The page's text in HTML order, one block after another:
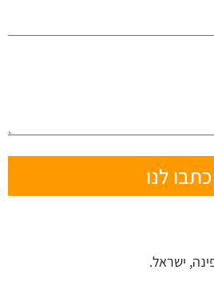
כתבו לנו